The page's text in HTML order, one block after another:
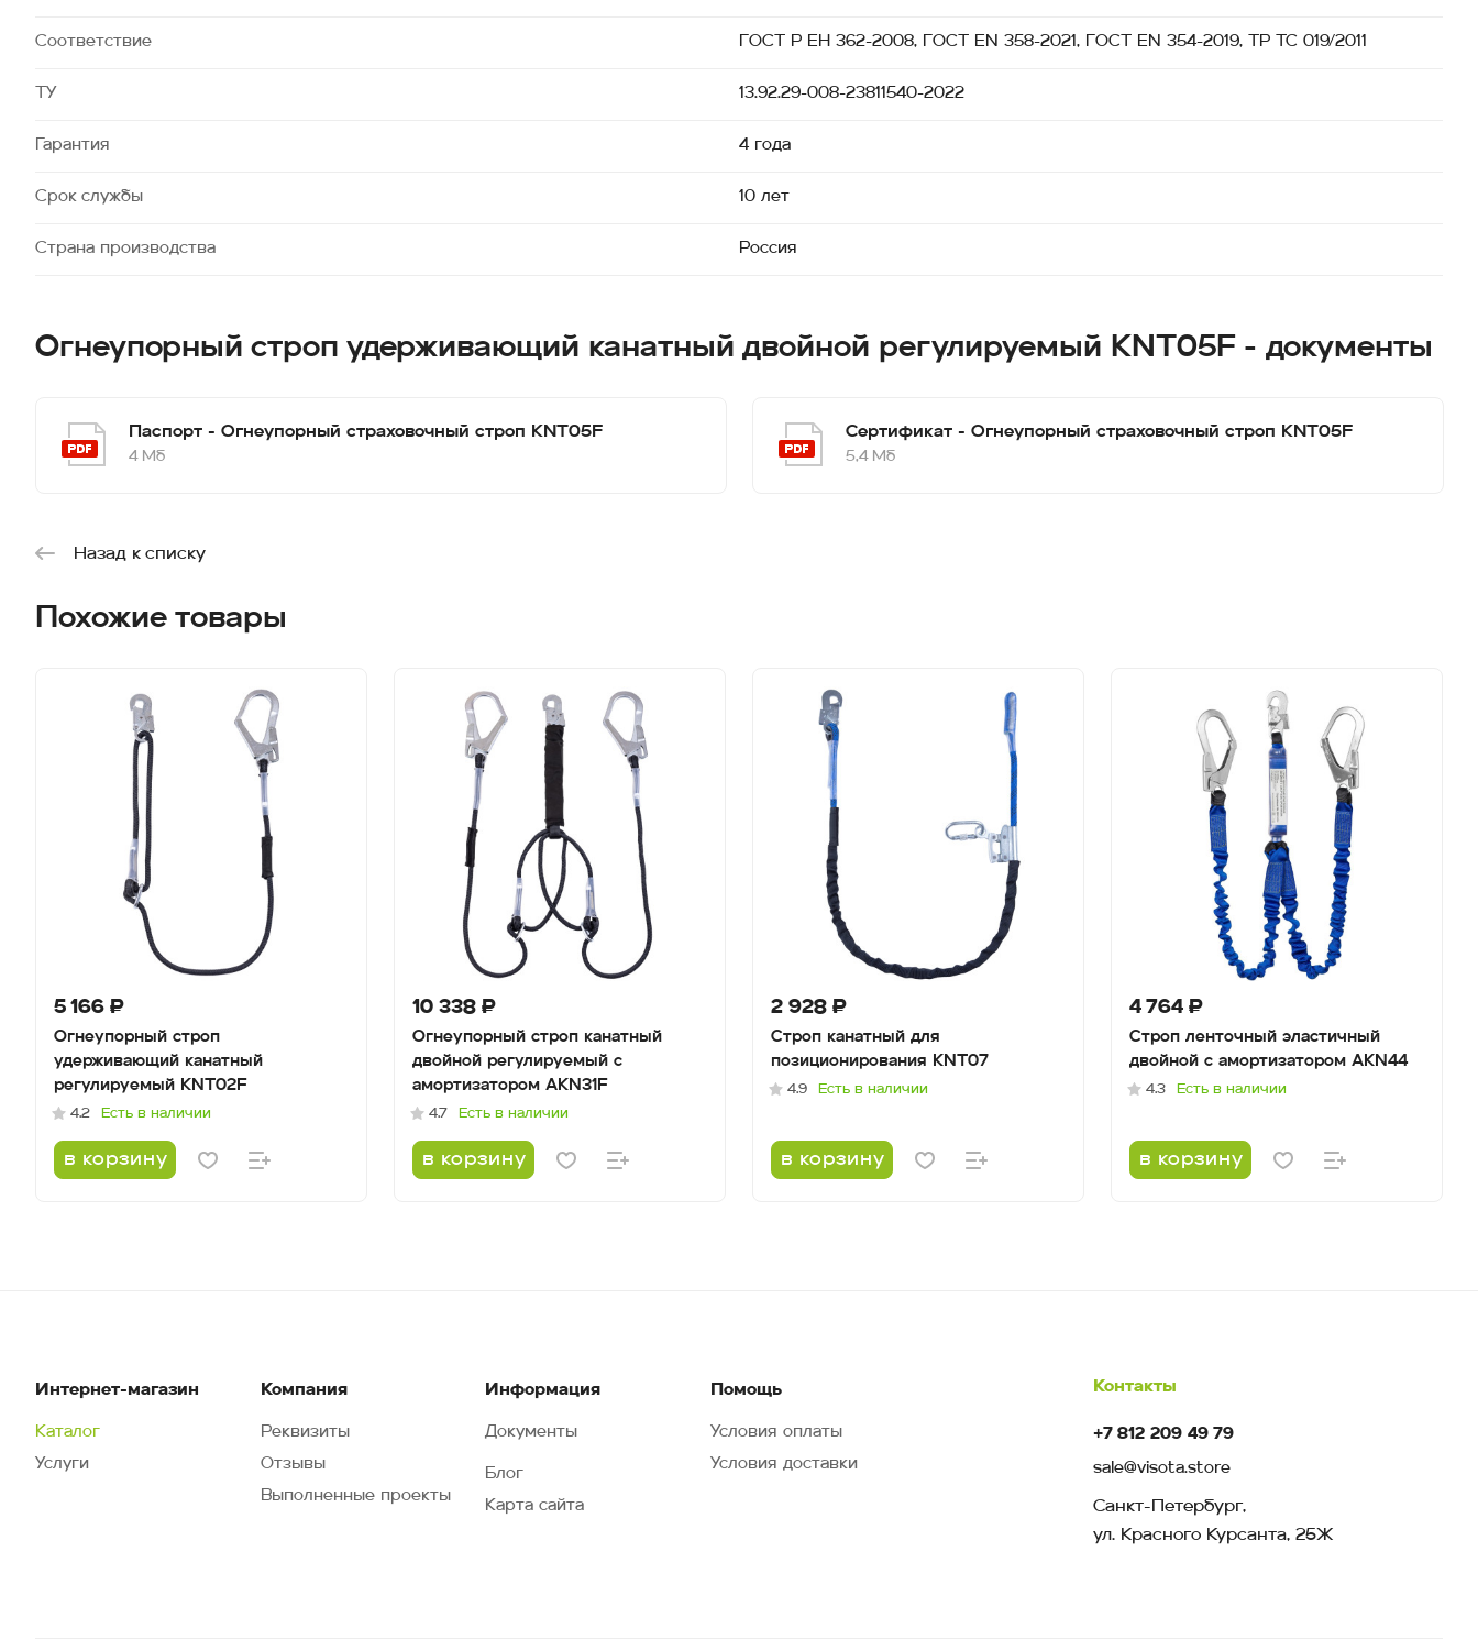
Соответствие ГОСТ Р ЕН 362-2008, ГОСТ EN 358-2021, ГОСТ EN 354-2019, ТР ТС 019/2011
ТУ 13.92.29-008-23811540-2022
Гарантия 4 года
Срок службы 10 лет
Страна производства Россия
Огнеупорный строп удерживающий канатный двойной регулируемый KNT05F - документы
Паспорт - Огнеупорный страховочный строп KNT05F
4 Мб
Сертификат - Огнеупорный страховочный строп KNT05F
5,4 Мб
Назад к списку
Похожие товары
5 166 ₽
Огнеупорный строп
удерживающий канатный
регулируемый KNT02F
4.2 Есть в наличии
в корзину
10 338 ₽
Огнеупорный строп канатный
двойной регулируемый с
амортизатором AKN31F
4.7 Есть в наличии
в корзину
2 928 ₽
Строп канатный для
позиционирования KNT07
4.9 Есть в наличии
в корзину
4 764 ₽
Строп ленточный эластичный
двойной с амортизатором AKN44
4.3 Есть в наличии
в корзину
Интернет-магазин
Каталог
Услуги
Компания
Реквизиты
Отзывы
Выполненные проекты
Информация
Документы
Блог
Карта сайта
Помощь
Условия оплаты
Условия доставки
Контакты
+7 812 209 49 79
sale@visota.store
Санкт-Петербург,
ул. Красного Курсанта, 25Ж